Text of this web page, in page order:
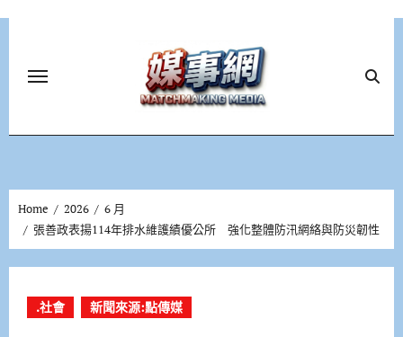
Home 2026
6 月
張善政表揚114年排水維護績優公所 強化整體防汛網絡與防災韌性
.社會 新聞來源:點傳媒